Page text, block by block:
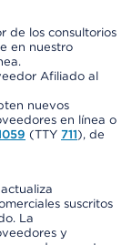
de los consultorios
en nuestro
Afiliado al
nuevos
en línea o
(TTY 711), de
suscritos
La
y